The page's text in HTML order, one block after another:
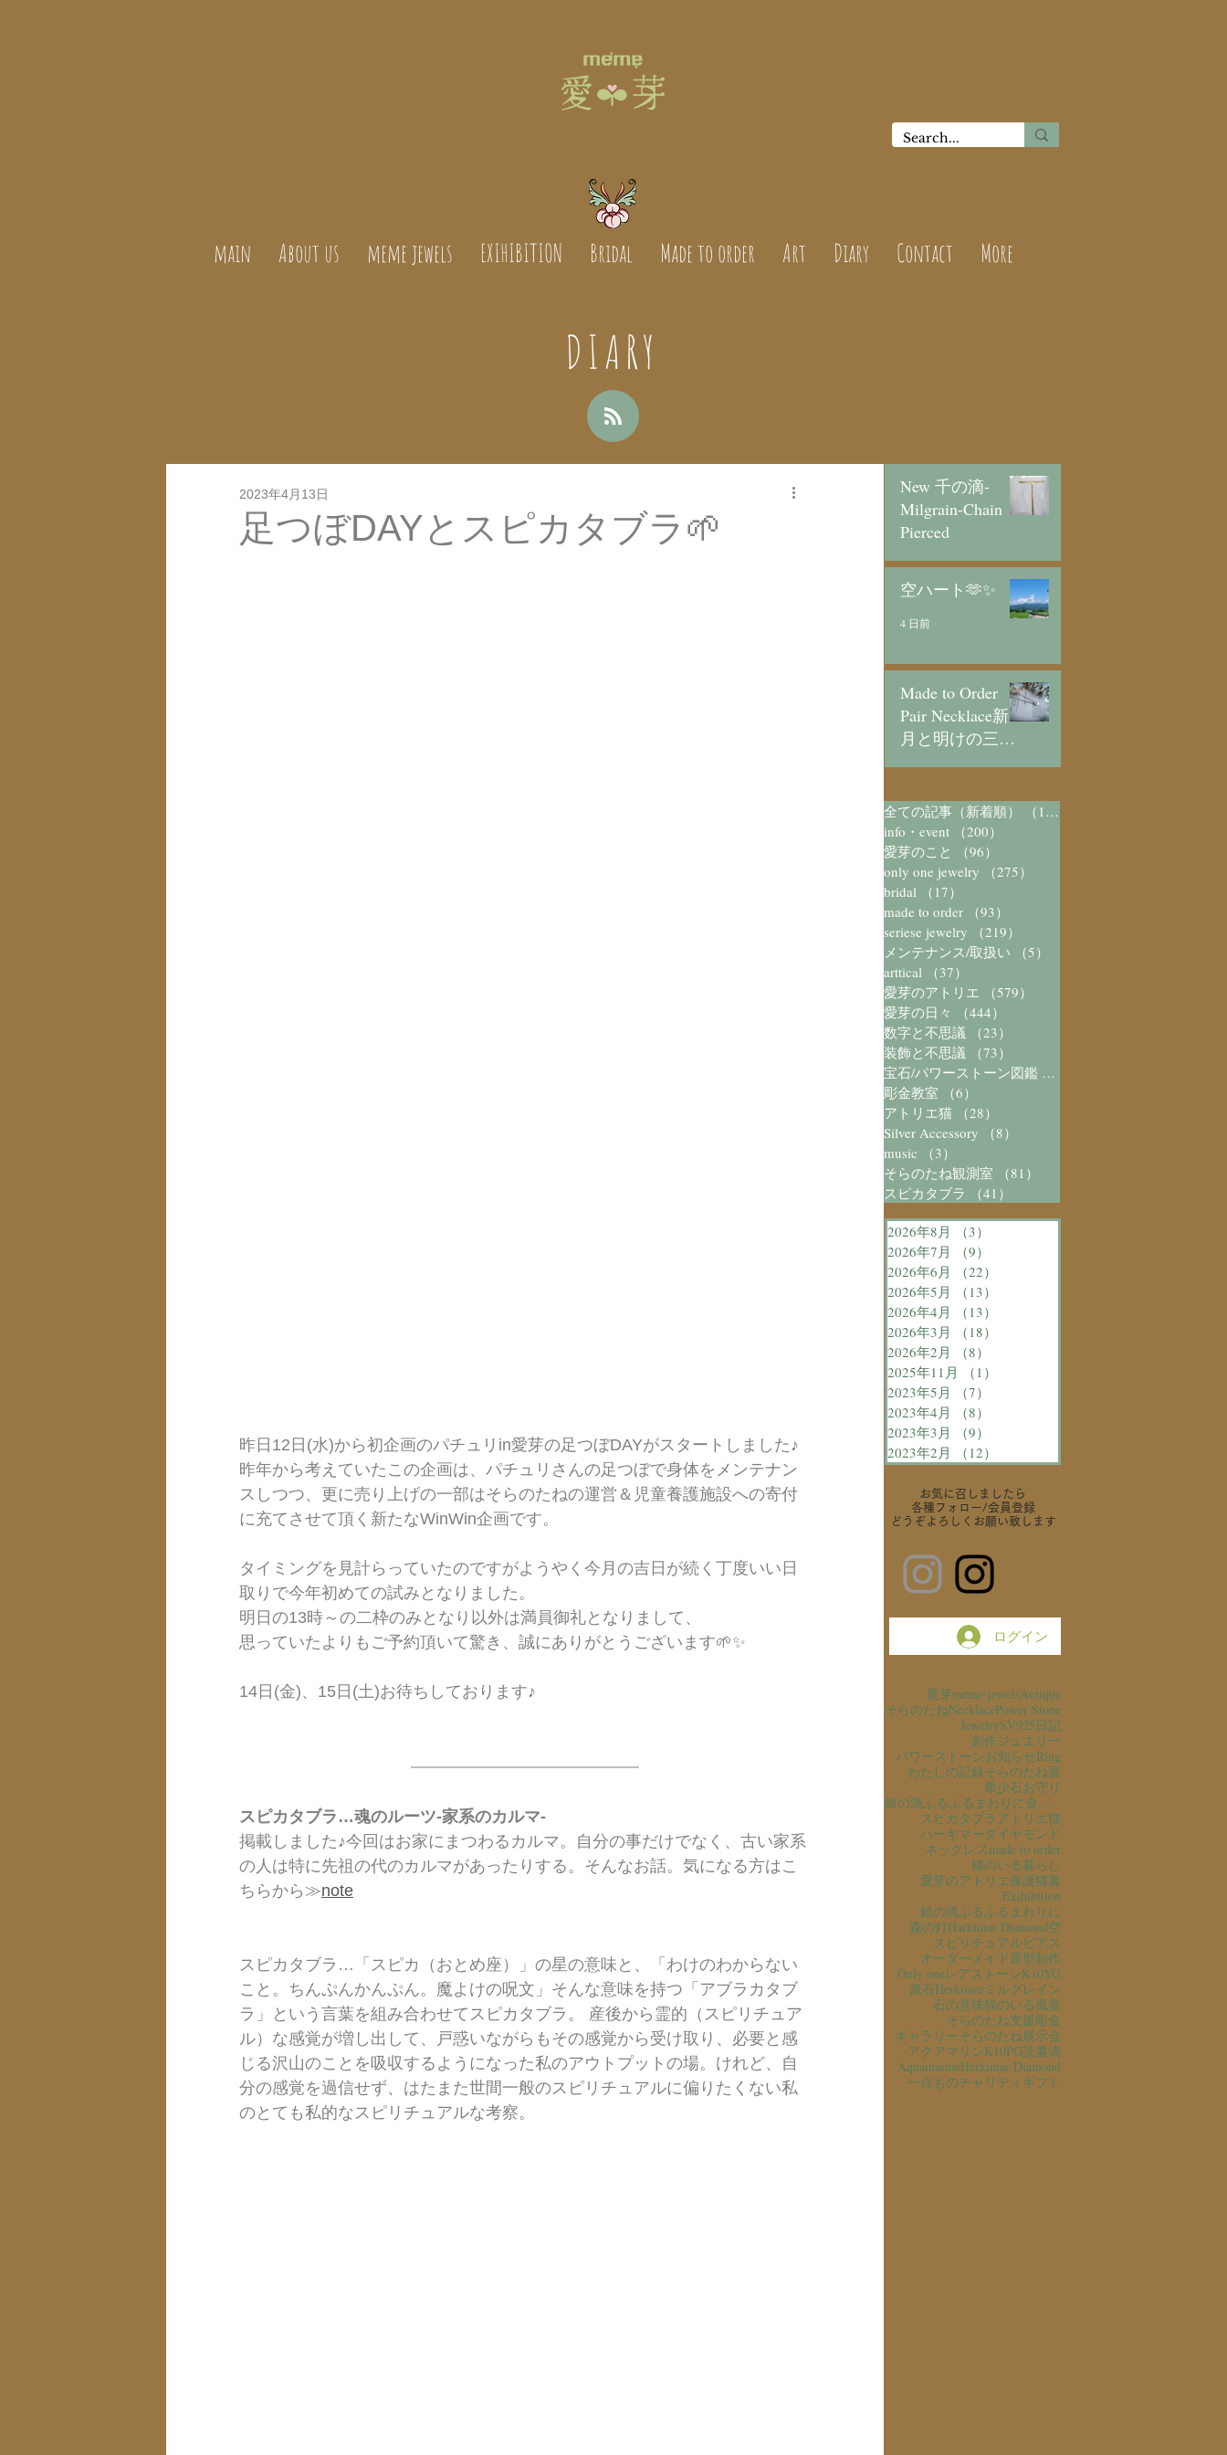
main About us meme jewels EXIHIBITION Bridal Made to order Art Diary Contact More
DIARY
足つぼDAYとスピカタブラ🌱
2023年4月13日
昨日12日(水)から初企画のパチュリin愛芽の足つぼDAYがスタートしました♪
昨年から考えていたこの企画は、パチュリさんの足つぼで身体をメンテナン
スしつつ、更に売り上げの一部はそらのたねの運営＆児童養護施設への寄付
に充てさせて頂く新たなWinWin企画です。
タイミングを見計らっていたのですがようやく今月の吉日が続く丁度いい日
取りで今年初めての試みとなりました。
明日の13時～の二枠のみとなり以外は満員御礼となりまして、
思っていたよりもご予約頂いて驚き、誠にありがとうございます🌱✨
14日(金)、15日(土)お待ちしております♪
スピカタブラ…魂のルーツ-家系のカルマ-
掲載しました♪今回はお家にまつわるカルマ。自分の事だけでなく、古い家系
の人は特に先祖の代のカルマがあったりする。そんなお話。気になる方はこ
ちらから≫note
スピカタブラ…「スピカ（おとめ座）」の星の意味と、「わけのわからない
こと。ちんぷんかんぷん。魔よけの呪文」そんな意味を持つ「アブラカタブ
ラ」という言葉を組み合わせてスピカタブラ。 産後から霊的（スピリチュア
ル）な感覚が増し出して、戸惑いながらもその感覚から受け取り、必要と感
じる沢山のことを吸収するようになった私のアウトプットの場。けれど、自
分の感覚を過信せず、はたまた世間一般のスピリチュアルに偏りたくない私
のとても私的なスピリチュアルな考察。
New 千の滴-
Milgrain-Chain
Pierced
3 日前
空ハート🫶✨
4 日前
Made to Order
Pair Necklace新
月と明けの三日
6 日前
全ての記事（新着順） （1,073）
info・event
（200）
愛芽のこと
（96）
only one jewelry
（275）
bridal
（17）
made to order
（93）
seriese jewelry
（219）
メンテナンス/取扱い
（5）
arttical
（37）
愛芽のアトリエ
（579）
愛芽の日々
（444）
数字と不思議
（23）
装飾と不思議
（73）
宝石/パワーストーン図鑑 （41）
彫金教室
（6）
アトリエ猫
（28）
Silver Accessory
（8）
music
（3）
そらのたね観測室
（81）
スピカタブラ
（41）
2026年8月 （3）
2026年7月
（9）
2026年6月
（22）
2026年5月
（13）
2026年4月
（13）
2026年3月
（18）
2026年2月
（8）
2025年11月
（1）
2023年5月
（7）
2023年4月
（8）
2023年3月
（9）
2023年2月
（12）
お気に召しましたら
各種フォロー/会員登録
どうぞよろしくお願い致します
ログイン
愛芽meme-jewelsAntique
そらのたねNecklacePower Stone
JewelrySV925日記
創作ジュエリー
パワーストーンお知らせRing
わたしの記録そらのたね展
希少石お守り
銀の滴ふるふるまわりに金の滴ふるふるまわりに
スピカタブラ アトリエ猫
ハーキマーダイヤモンド
ネックレスmade to order
猫のいる暮らし
愛芽のアトリエ保護猫翼
Exihibition
銀の滴ふるふるまわりに
森の灯Harkimar Diamond空
スピリチュアルピアス
オーダーメイド原型制作
Only oneレアストーンK10YG
原石Herkimarミルグレイン
石の意味猫のいる風景
そらのたね支援彫金
ギャラリーそらのたね展示会
アクアマリンK10PG読書滴
AquamarineHerkimar Diamond
一点ものチャリティ ギフト